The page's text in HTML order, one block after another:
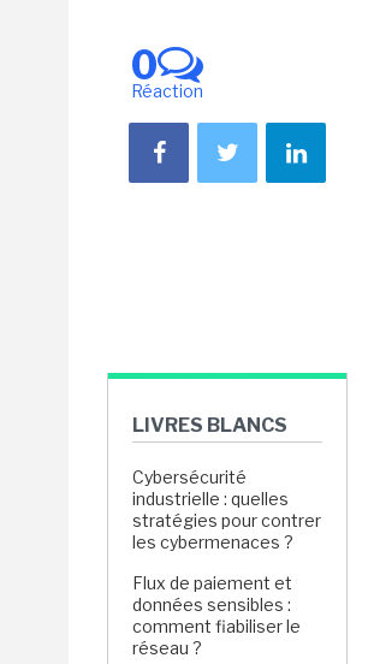
0
Réaction
LIVRES BLANCS
Cybersécurité
industrielle : quelles
stratégies pour contrer
les cybermenaces ?
Flux de paiement et
données sensibles :
comment fiabiliser le
réseau ?